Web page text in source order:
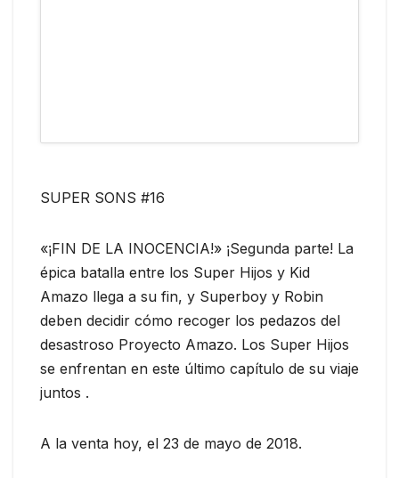
SUPER SONS #16
«¡FIN DE LA INOCENCIA!» ¡Segunda parte! La
épica batalla entre los Super Hijos y Kid
Amazo llega a su fin, y Superboy y Robin
deben decidir cómo recoger los pedazos del
desastroso Proyecto Amazo. Los Super Hijos
se enfrentan en este último capítulo de su viaje
juntos .
A la venta hoy, el 23 de mayo de 2018.